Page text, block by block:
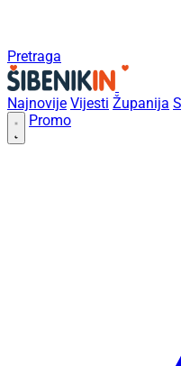
Pretraga
Najnovije Vijesti Županija
Promo